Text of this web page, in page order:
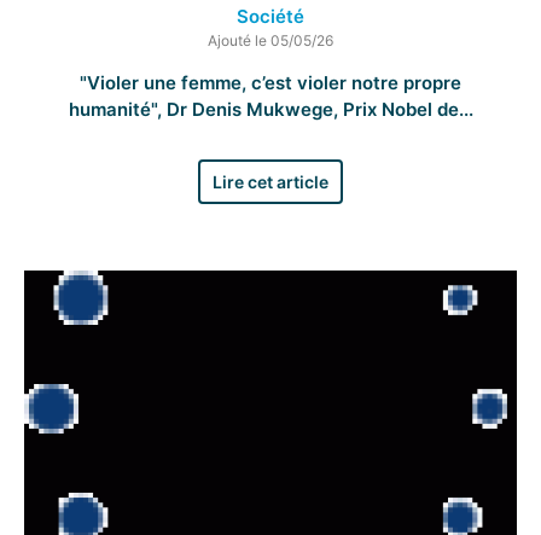
Société
Ajouté le 05/05/26
"Violer une femme, c’est violer notre propre
humanité", Dr Denis Mukwege, Prix Nobel de...
Lire cet article